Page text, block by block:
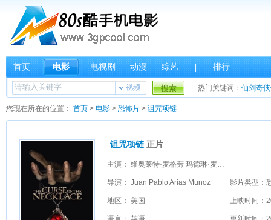
首页 电影 电视剧 动漫 综艺 排行
视频 搜索 热门关键词： 仙剑奇
您现在所在的位置： 首页 > 电影 > 恐怖片 > 诅咒项链
诅咒项链 正片
主演： 维奥莱特·麦格劳 玛德琳·麦格劳 亨利·托马斯 莎拉·林德 罗马·玛菲娅 菲利斯·索利斯 雅各布·莫兰 克里斯蒂娜·摩尔 Archer Anderson Amato D'Apolito Connor Hammond 马特·福勒 丹妮拉·麦斯米兰 阿里·阿夫沙尔 Brynne Kurland 罗琳·约克 Charlotte Haynes Hazzard Tony Panterra Johnny Afshar Madeleine Curry
导演： Juan Pablo Arias Munoz 影片类型：
地区： 美国 上映时间：